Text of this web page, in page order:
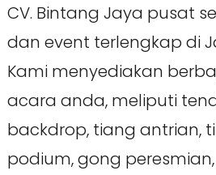
CV. Bintang Jaya pusat
dan event terlengkap di
Kami menyediakan
acara anda, meliputi
backdrop, tiang antrian,
podium, gong